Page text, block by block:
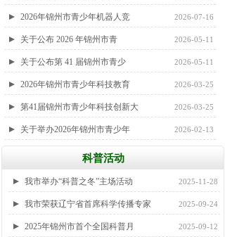
2026年锦州市青少年机器人竞 2026-07-16
关于公布 2026 年锦州市青 2026-05-11
关于公布第 41 届锦州市青少 2026-05-11
2026年锦州市青少年科技教育 2026-03-25
第41届锦州市青少年科技创新大 2026-03-25
关于举办2026年锦州市青少年 2026-02-13
科普活动
我市举办“科普之冬”主场活动 2025-11-28
我市荣获辽宁省首席科学传播专家 2025-09-24
2025年锦州市首个全国科普月 2025-09-12